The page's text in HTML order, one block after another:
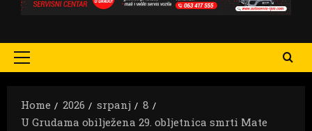
Primary
Home
2026 srpanj
8
U Grudama obilježena 29. obljetnica smrti Mate